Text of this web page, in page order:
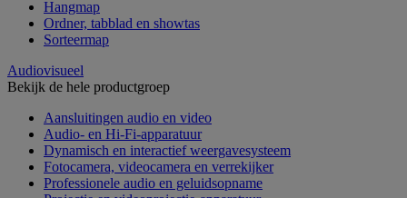
Hangmap
Ordner, tabblad en showtas
Sorteermap
Audiovisueel
Bekijk de hele productgroep
Aansluitingen audio en video
Audio- en Hi-Fi-apparatuur
Dynamisch en interactief weergavesysteem
Fotocamera, videocamera en verrekijker
Professionele audio en geluidsopname